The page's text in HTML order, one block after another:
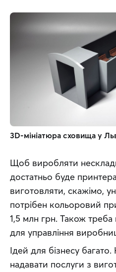
3D-мініатюра сховища у
Щоб виробляти
достатньо буде
виготовляти, скажімо,
потрібен кольоровий
1,5 млн грн. Також
для управління
Ідей для бізнесу
надавати послуги з